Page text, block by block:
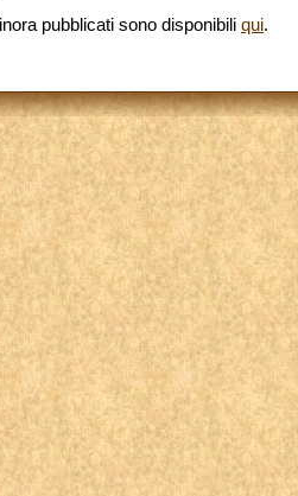
pubblicati sono disponibili qui.